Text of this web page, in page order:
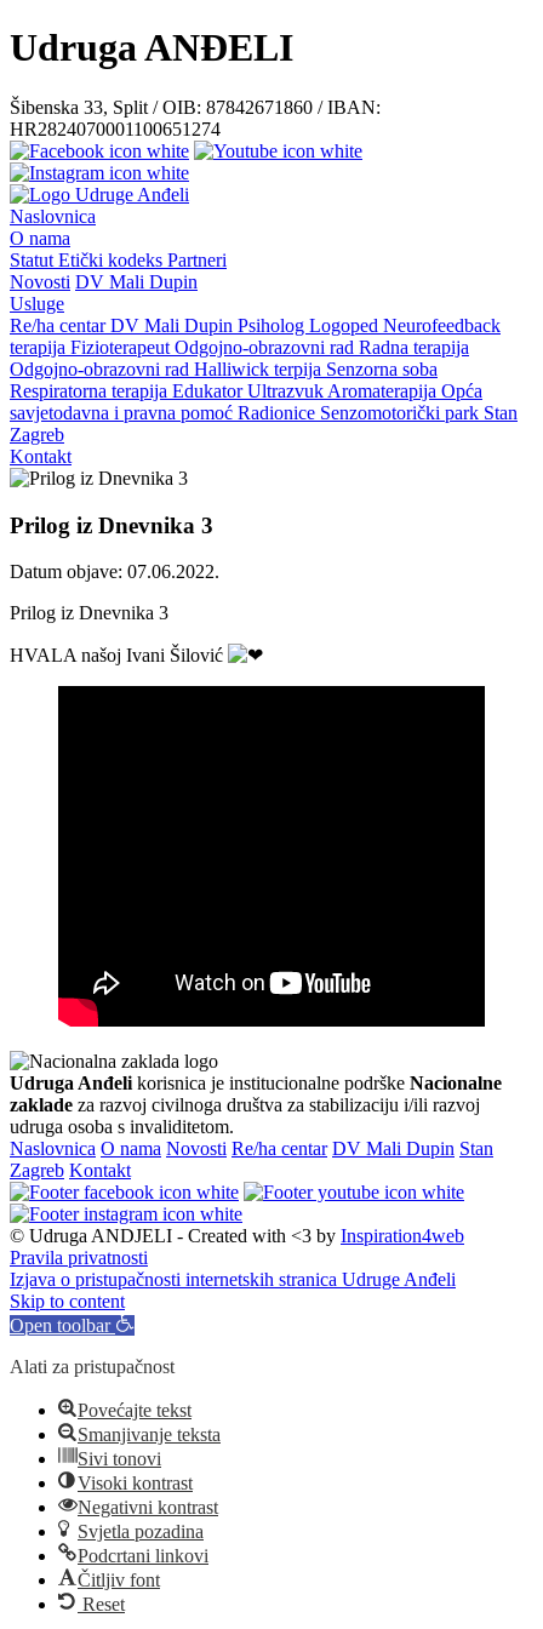
Udruga ANĐELI
Šibenska 33, Split / OIB: 87842671860 / IBAN:
HR2824070001100651274
Naslovnica
O nama
Statut Etički kodeks Partneri
Novosti DV Mali Dupin
Usluge
Re/ha centarDV Mali Dupin Psiholog Logoped Neurofeedback
terapija Fizioterapeut Odgojno-obrazovni rad Radna terapija
Odgojno-obrazovni rad Halliwick terpija Senzorna soba
Respiratorna terapija EdukatorUltrazvuk Aromaterapija Opća
savjetodavna i pravna pomoć Radionice Senzomotorički park Stan
Zagreb
Kontakt
Prilog iz Dnevnika 3
Datum objave: 07.06.2022.
Prilog iz Dnevnika 3
HVALA našoj Ivani Šilović
Udruga Anđeli korisnica je institucionalne podrške Nacionalne
zaklade za razvoj civilnoga društva za stabilizaciju i/ili razvoj
udruga osoba s invaliditetom.
Naslovnica O nama Novosti Re/ha centar DV Mali Dupin Stan
Zagreb Kontakt
© Udruga ANDJELI - Created with <3 by Inspiration4web
Pravila privatnosti
Izjava o pristupačnosti internetskih stranica Udruge Anđeli
Skip to content
Open toolbar
Alati za pristupačnost
Povećajte tekst
Smanjivanje teksta
Sivi tonovi
Visoki kontrast
Negativni kontrast
Svjetla pozadina
Podcrtani linkovi
Čitljiv font
Reset